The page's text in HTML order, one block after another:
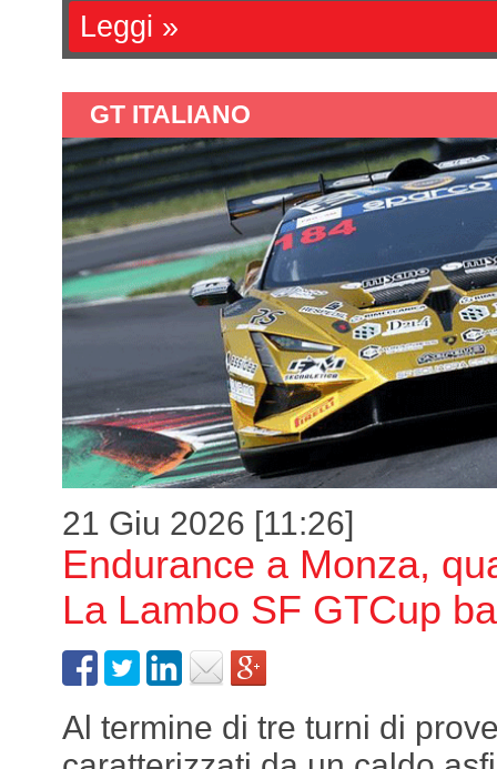
Leggi »
GT ITALIANO
21 Giu 2026 [11:26]
Endurance a Monza,
La Lambo SF GTCup
Al termine di tre turni di